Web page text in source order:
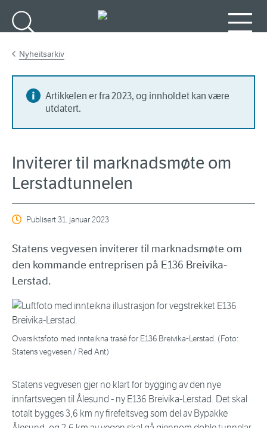
Nyheitsarkiv
Artikkelen er fra 2023, og innholdet kan være
utdatert.
Inviterer til marknadsmøte om
Lerstadtunnelen
Publisert31. januar 2023
Statens vegvesen inviterer til marknadsmøte om
den kommande entreprisen på E136 Breivika-
Lerstad.
Oversiktsfoto med innteikna trasé for E136 Breivika-Lerstad. (Foto:
Statens vegvesen / Red Ant)
Statens vegvesen gjer no klart for bygging av den nye
innfartsvegen til Ålesund - ny E136 Breivika-Lerstad. Det skal
totalt bygges 3,6 km ny firefeltsveg som del av Bypakke